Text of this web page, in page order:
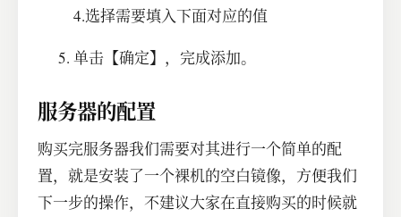
4.选择需要填入下面对应的值
单击【确定】，完成添加。
服务器的配置
购买完服务器我们需要对其进行一个简单的配
置，就是安装了一个裸机的空白镜像，方便我们
下一步的操作，不建议大家在直接购买的时候就